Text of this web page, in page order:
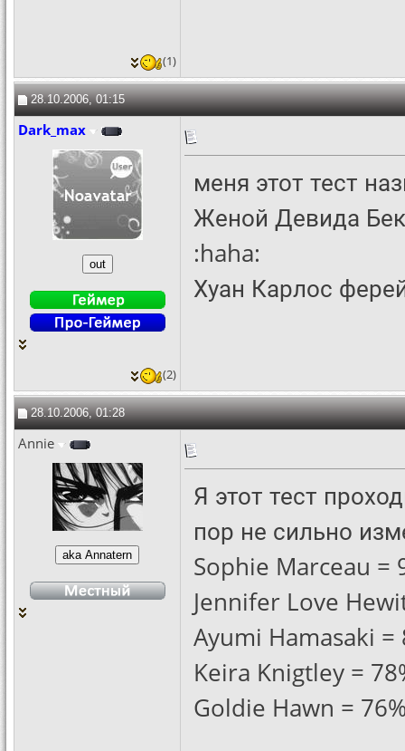
(1)
28.10.2006, 01:15
Dark_max
меня этот тест
Женой Девида
:haha:
Хуан Карлос
(2)
28.10.2006, 01:28
Annie
Я этот тест
пор не сильно
Sophie Marceau =
Jennifer Love
Ayumi Hamasaki =
Keira Knigtley =
Goldie Hawn =